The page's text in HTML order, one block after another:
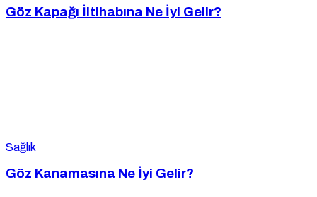
Göz Kapağı İltihabına Ne İyi Gelir?
Sağlık
Göz Kanamasına Ne İyi Gelir?